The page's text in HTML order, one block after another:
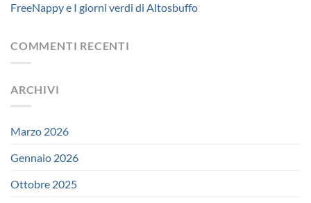
FreeNappy e I giorni verdi di Altosbuffo
COMMENTI RECENTI
ARCHIVI
Marzo 2026
Gennaio 2026
Ottobre 2025